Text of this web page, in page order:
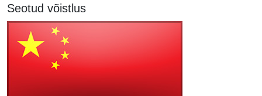
Seotud võistlus